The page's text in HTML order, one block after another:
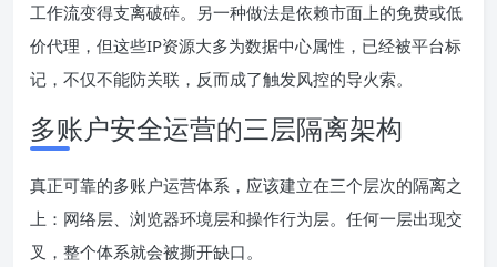
工作流变得支离破碎。另一种做法是依赖市面上的免费或低
价代理，但这些IP资源大多为数据中心属性，已经被平台标
记，不仅不能防关联，反而成了触发风控的导火索。
多账户安全运营的三层隔离架构
真正可靠的多账户运营体系，应该建立在三个层次的隔离之
上：网络层、浏览器环境层和操作行为层。任何一层出现交
叉，整个体系就会被撕开缺口。